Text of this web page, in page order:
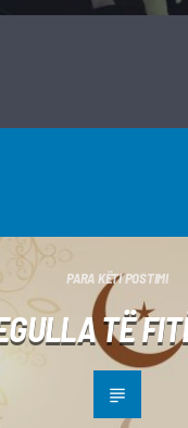
PARA KËTI POSTIMI
TË